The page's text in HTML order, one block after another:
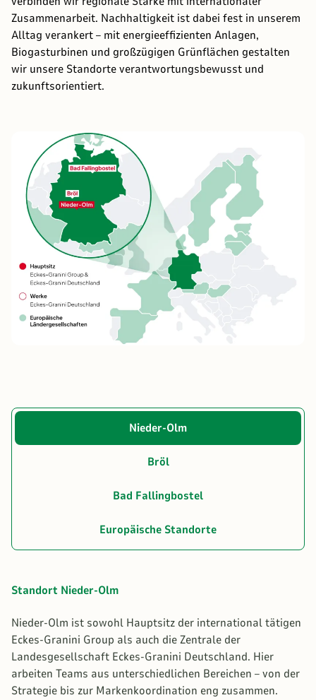
Zusammenarbeit. Nachhaltigkeit ist dabei fest in unserem
Alltag verankert – mit energieeffizienten Anlagen,
Biogasturbinen und großzügigen Grünflächen gestalten
wir unsere Standorte verantwortungsbewusst und
zukunftsorientiert.
Nieder-Olm
Bröl
Bad Fallingbostel
Europäische Standorte
Standort Nieder-Olm
Nieder-Olm ist sowohl Hauptsitz der international tätigen
Eckes-Granini Group als auch die Zentrale der
Landesgesellschaft Eckes-Granini Deutschland. Hier
arbeiten Teams aus unterschiedlichen Bereichen – von der
Strategie bis zur Markenkoordination eng zusammen.